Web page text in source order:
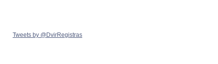
Tweets by @DvirRegistras